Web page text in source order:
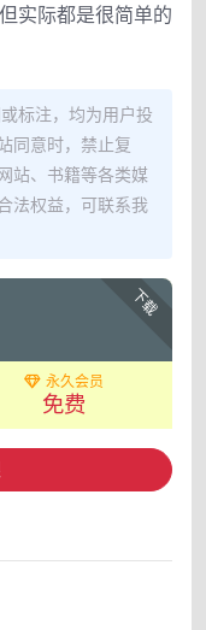
实际都是很简单的
标注，均为用户投
同意时，禁止复
站、书籍等各类媒
法权益，可联系我
下载
永久会员
免费